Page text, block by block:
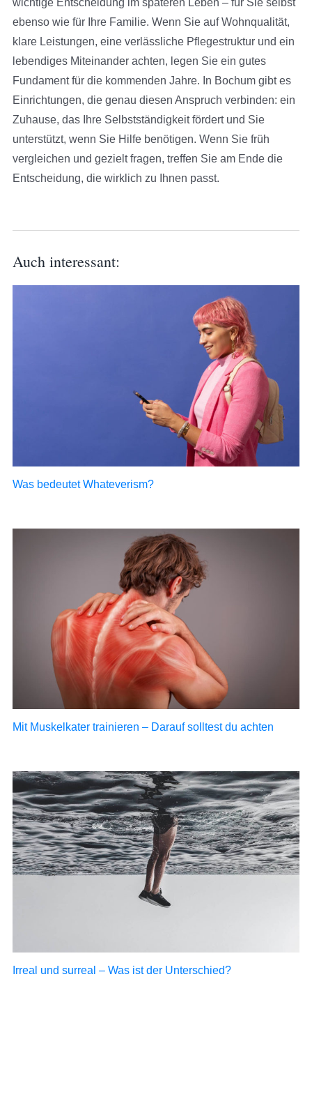
wichtige Entscheidung im späteren Leben – für Sie selbst
ebenso wie für Ihre Familie. Wenn Sie auf Wohnqualität,
klare Leistungen, eine verlässliche Pflegestruktur und ein
lebendiges Miteinander achten, legen Sie ein gutes
Fundament für die kommenden Jahre. In Bochum gibt es
Einrichtungen, die genau diesen Anspruch verbinden: ein
Zuhause, das Ihre Selbstständigkeit fördert und Sie
unterstützt, wenn Sie Hilfe benötigen. Wenn Sie früh
vergleichen und gezielt fragen, treffen Sie am Ende die
Entscheidung, die wirklich zu Ihnen passt.
Auch interessant:
Was bedeutet Whateverism?
Mit Muskelkater trainieren – Darauf solltest du achten
Irreal und surreal – Was ist der Unterschied?